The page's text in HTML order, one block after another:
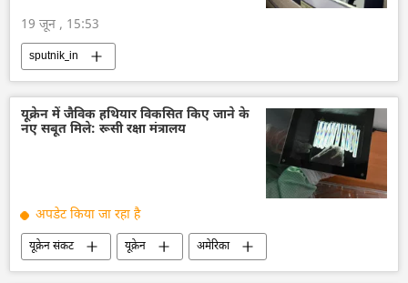
19 जून , 15:53
sputnik_in
यूक्रेन में जैविक हथियार विकसित किए जाने के
नए सबूत मिले: रूसी रक्षा मंत्रालय
अपडेट किया जा रहा है
यूक्रेन संकट यूक्रेन
अमेरिका
रूस
व्लादिमीर पुतिन
वोलोडिमिर ज़ेलेंस्की